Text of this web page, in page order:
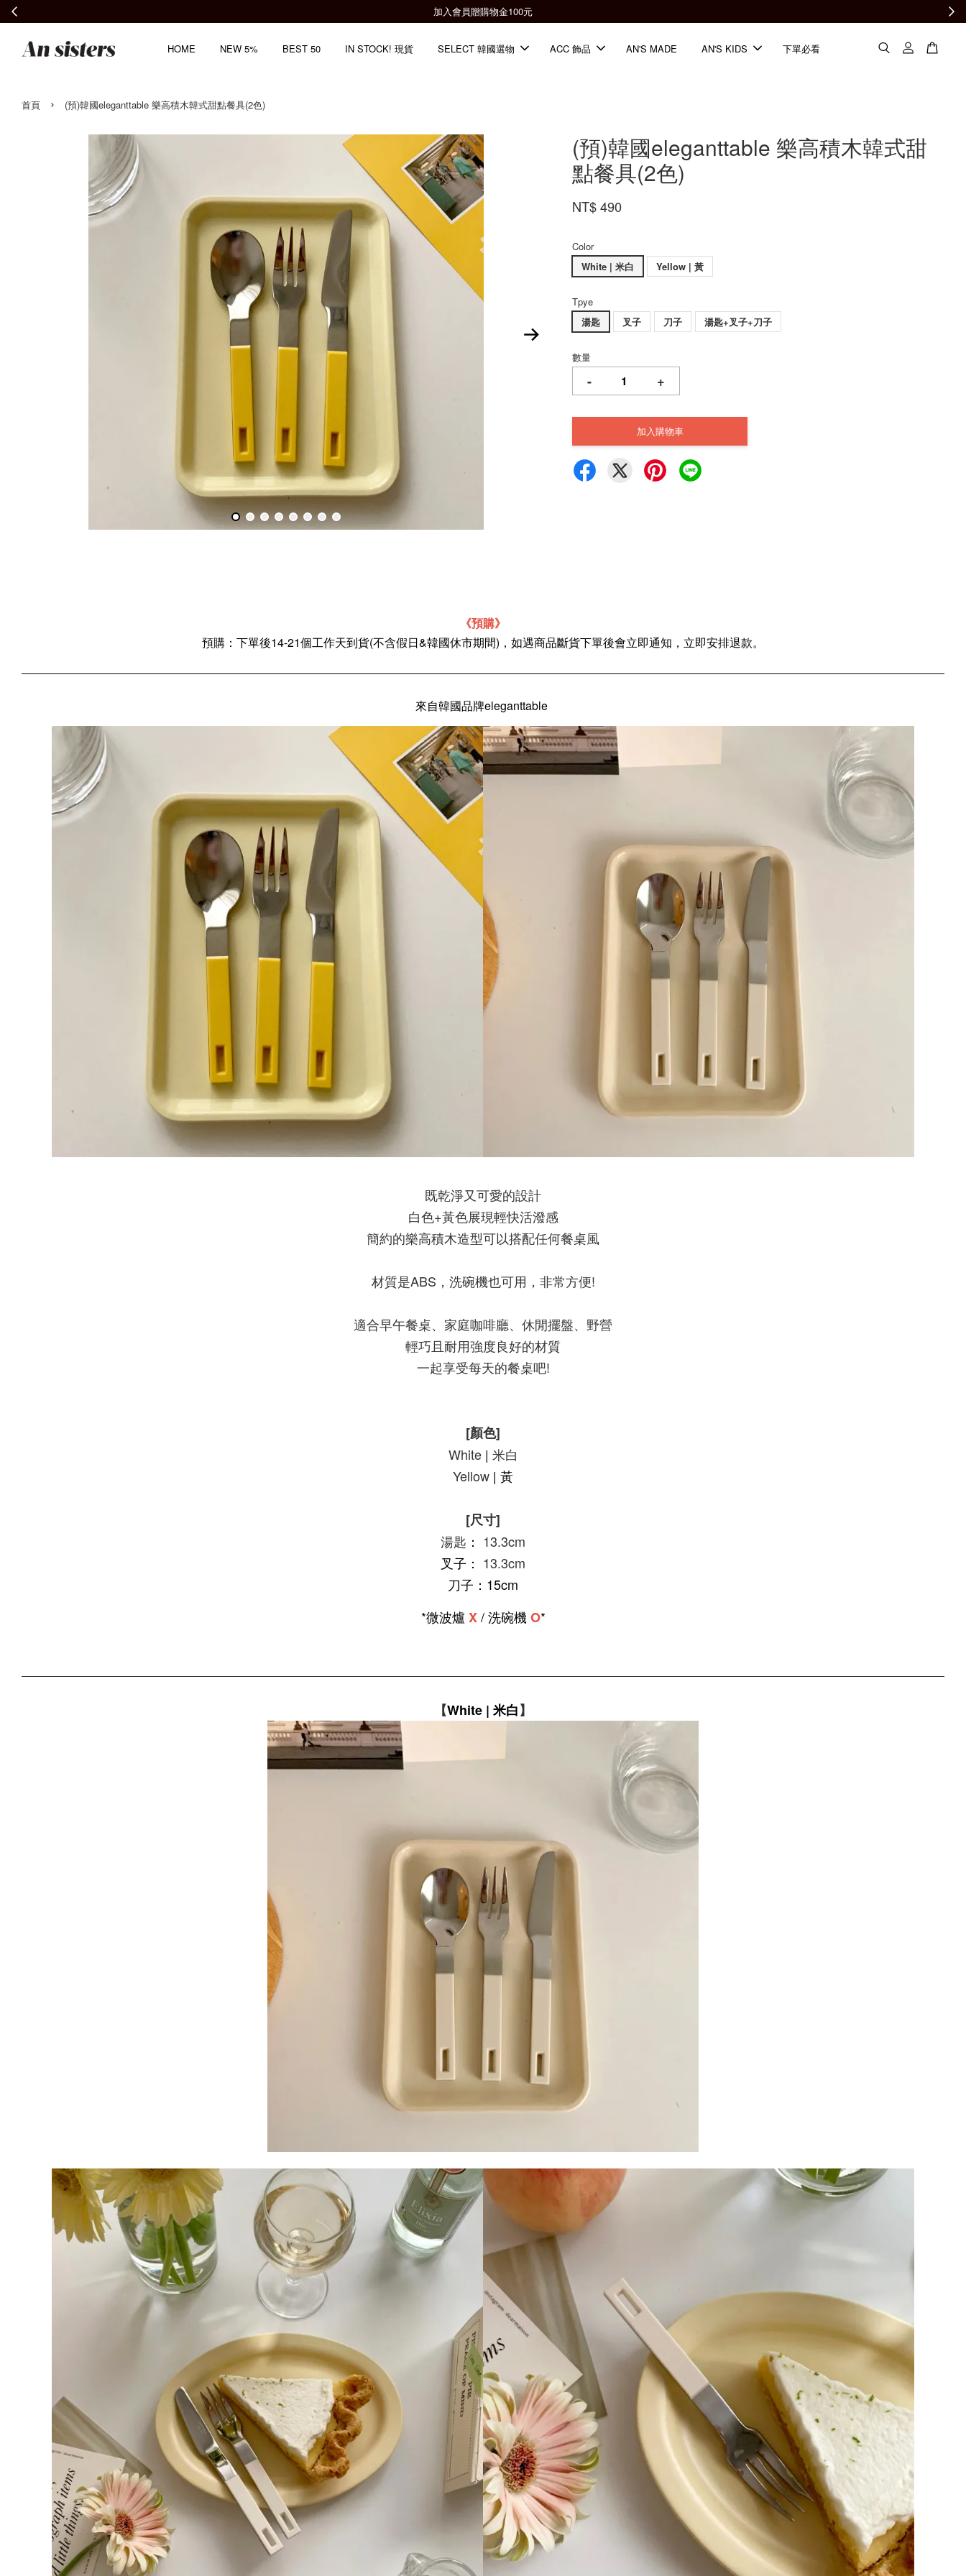
全館滿2000免運📦
HOME NEW 5% BEST 50 IN STOCK! 現貨 SELECT 韓國選物 ACC 飾品 AN'S MADE AN'S KIDS 下單必看
首頁 › (預)韓國eleganttable 樂高積木韓式甜點餐具(2色)
(預)韓國eleganttable 樂高積木韓式甜
點餐具(2色)
NT$ 490
Color
White | 米白
Yellow | 黃
Tpye
湯匙
叉子 刀子 湯匙+叉子+刀子
數量
- +
加入購物車
《預購》
預購：下單後14-21個工作天到貨(不含假日&韓國休市期間)，如遇商品斷貨下單後會立即通知，立即安排退款。
來自韓國品牌eleganttable
既乾淨又可愛的設計
白色+黃色展現輕快活潑感
簡約的樂高積木造型可以搭配任何餐桌風
材質是ABS，洗碗機也可用，非常方便!
適合早午餐桌、家庭咖啡廳、休閒擺盤、野營
輕巧且耐用強度良好的材質
一起享受每天的餐桌吧!
[顏色]
White| 米白
Yellow | 黃
[尺寸]
湯匙 ： 13.3cm
叉子： 13.3cm
刀子 ：15cm
*微波爐 X/ 洗碗機 O*
【White | 米白】